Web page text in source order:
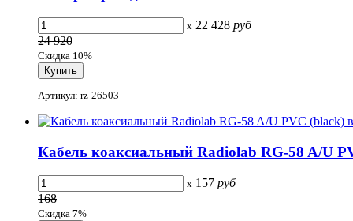
x 22 428 руб
24 920
Скидка 10%
Артикул: rz-26503
Кабель коаксиальный Radiolab RG-58 A/U
x 157 руб
168
Скидка 7%